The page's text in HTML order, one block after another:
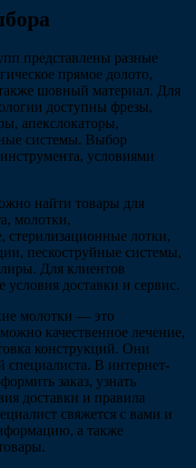
представлены разные
прямое долото,
шовный материал. Для
доступны фрезы,
апекслокаторы,
системы. Выбор
условиями
найти товары для
молотки,
стерилизационные лотки,
пескоструйные системы,
Для клиентов
доставки и сервис.
молотки — это
качественное лечение,
конструкций. Они
специалиста. В интернет-
заказ, узнать
доставки и правила
свяжется с вами и
а также